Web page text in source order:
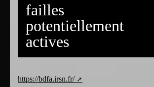
failles
potentiellement
actives
https://bdfa.irsn.fr/